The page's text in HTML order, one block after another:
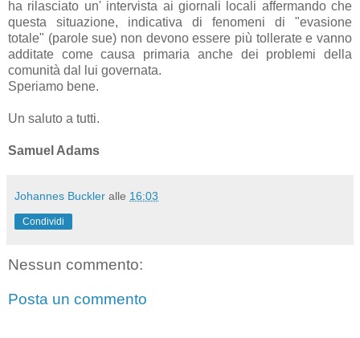
ha rilasciato un' intervista ai giornali locali affermando che
questa situazione, indicativa di fenomeni di "evasione
totale" (parole sue) non devono essere più tollerate e vanno
additate come causa primaria anche dei problemi della
comunità dal lui governata.
Speriamo bene.
Un saluto a tutti.
Samuel Adams
Johannes Buckler alle 16:03
Condividi
Nessun commento:
Posta un commento